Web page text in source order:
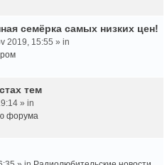
семёрка самых низких цен!
2019, 15:55 » in
тем
» in
форума